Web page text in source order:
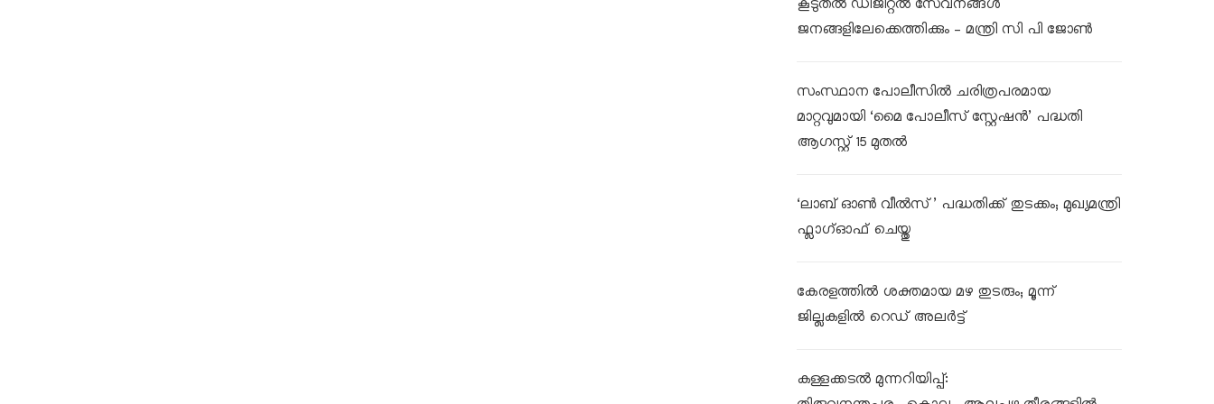
കൂടുതൽ ഡിജിറ്റൽ സേവനങ്ങൾ
ജനങ്ങളിലേക്കെത്തിക്കും – മന്ത്രി സി പി ജോൺ
സംസ്ഥാന പോലീസിൽ ചരിത്രപരമായ
മാറ്റവുമായി ‘മൈ പോലീസ് സ്റ്റേഷൻ’ പദ്ധതി
ആഗസ്റ്റ് 15 മുതൽ
‘ലാബ് ഓൺ വീൽസ്’ പദ്ധതിക്ക് തുടക്കം; മുഖ്യമന്ത്രി
ഫ്ലാഗ്ഓഫ് ചെയ്തു
കേരളത്തിൽ ശക്തമായ മഴ തുടരും; മൂന്ന്
ജില്ലകളിൽ റെഡ് അലർട്ട്
കള്ളക്കടൽ മുന്നറിയിപ്പ്: